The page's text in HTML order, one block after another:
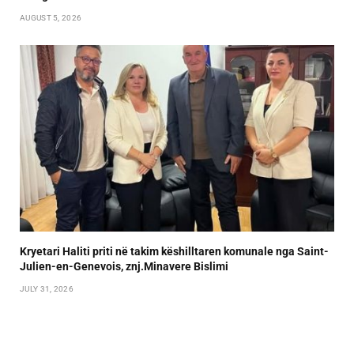
AUGUST 5, 2026
Kryetari Haliti priti në takim këshilltaren komunale nga Saint-
Julien-en-Genevois, znj.Minavere Bislimi
JULY 31, 2026